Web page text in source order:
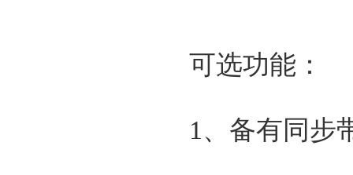
可选功能：
1、备有同步